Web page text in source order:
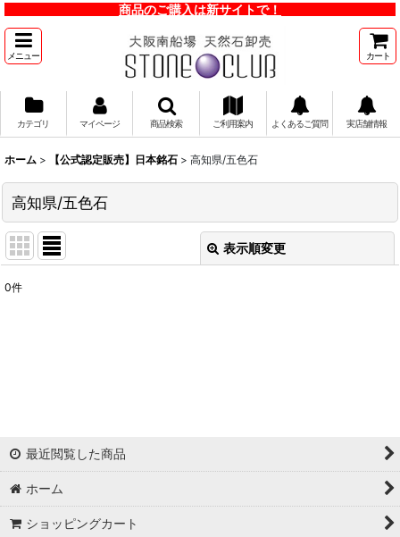
商品のご購入は新サイトで！
メニュー カート
カテゴリ マイページ 商品検索 ご利用案内 よくあるご質問 実店舗情報
ホーム > 【公式認定販売】日本銘石 > 高知県/五色石
高知県/五色石
表示順変更
0件
最近閲覧した商品
ホーム
ショッピングカート